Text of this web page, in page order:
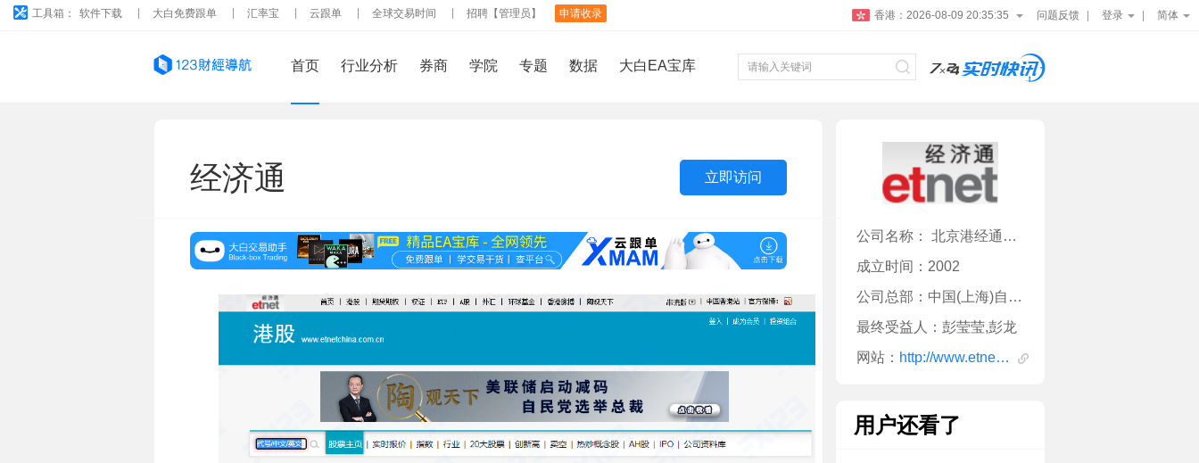
工具箱： 软件下载 大白免费跟单 汇率宝 云跟单 全球交易时间 招聘【管理员】 申请收录 香港： 2026-08-09 20:35:35 问题反馈 登录 简体
首页 行业分析 券商 学院 专题 数据 大白EA宝库
经济通 立即访问
公司名称： 北京港经通经济信息咨询服务有限公司上海分公司
成立时间：2002
公司总部：中国(上海)自由贸易试验区商城路506号18层D单元
最终受益人：彭莹莹,彭龙
网站：
http://www.etnetchina.com.cn/
用户还看了